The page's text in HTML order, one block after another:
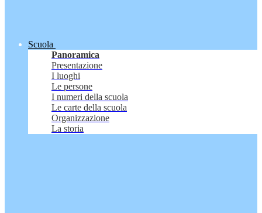
Scuola
Panoramica
Presentazione
I luoghi
Le persone
I numeri della scuola
Le carte della scuola
Organizzazione
La storia